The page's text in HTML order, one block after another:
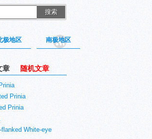
搜索
极地区 南极地区
章 随机文章
Prinia
Prinia
White-eye